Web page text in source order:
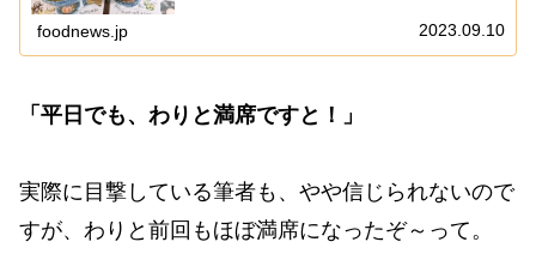
は夏限定どころか、むしろ”つけ麺専門店”でして...
foodnews.jp 2023.09.10
「平日でも、わりと満席ですと！」
実際に目撃している筆者も、やや信じられないので
すが、わりと前回もほぼ満席になったぞ～って。